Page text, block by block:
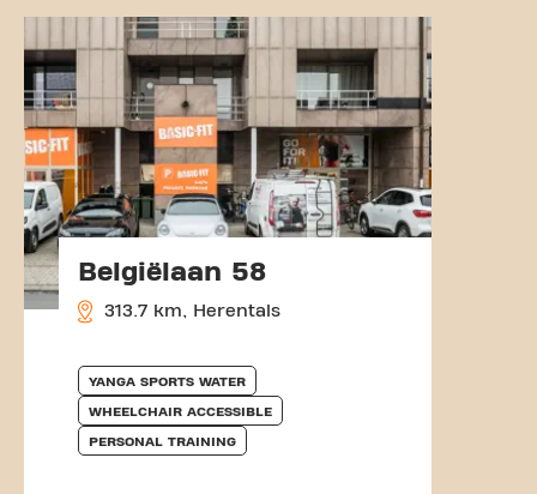
Belgiëlaan 58
313.7 km, Herentals
YANGA SPORTS WATER
WHEELCHAIR ACCESSIBLE
PERSONAL TRAINING